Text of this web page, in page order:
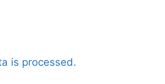
is processed.